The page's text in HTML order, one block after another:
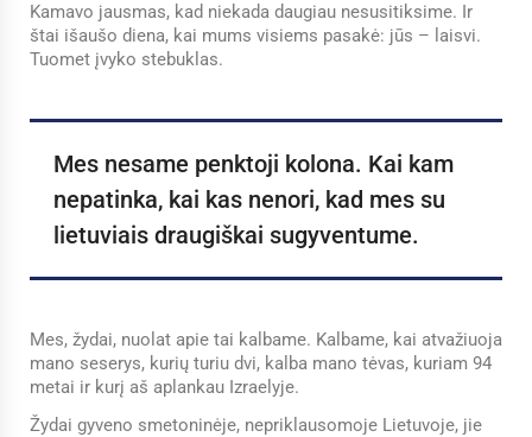
Kamavo jausmas, kad niekada daugiau nesusitiksime. Ir
štai išaušo diena, kai mums visiems pasakė: jūs – laisvi.
Tuomet įvyko stebuklas.
Mes nesame penktoji kolona. Kai kam
nepatinka, kai kas nenori, kad mes su
lietuviais draugiškai sugyventume.
Mes, žydai, nuolat apie tai kalbame. Kalbame, kai atvažiuoja
mano seserys, kurių turiu dvi, kalba mano tėvas, kuriam 94
metai ir kurį aš aplankau Izraelyje.
Žydai gyveno smetoninėje, nepriklausomoje Lietuvoje, jie